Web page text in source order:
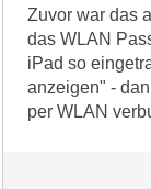
Zuvor war das
das WLAN
iPad so
anzeigen" -
per WLAN